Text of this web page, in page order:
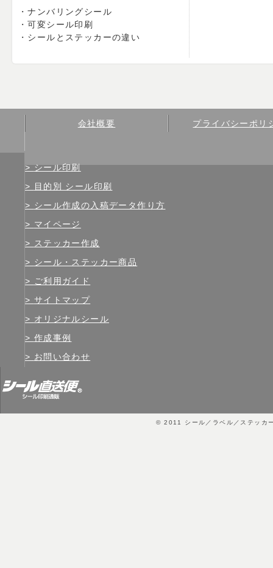
ナンバリングシール
可変シール印刷
シールとステッカーの違い
会社概要 プライバシーポリ
シール印刷
目的別 シール印刷
シール作成の入稿データ作り方
マイページ
ステッカー作成
シール・ステッカー商品
ご利用ガイド
サイトマップ
オリジナルシール
作成事例
お問い合わせ
© 2011 シール／ラベル／ステッカ